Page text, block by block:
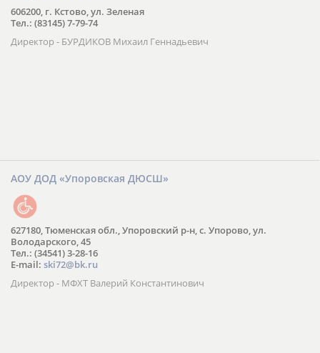
606200, г. Кстово, ул. Зеленая
Тел.: (83145) 7-79-74
Директор - БУРДИКОВ Михаил Геннадьевич
АОУ ДОД «Упоровская ДЮСШ»
627180, Тюменская обл., Упоровский р-н, с. Упорово, ул.
Володарского, 45
Тел.: (34541) 3-28-16
E-mail: ski72@bk.ru
Директор - МФХТ Валерий Константинович